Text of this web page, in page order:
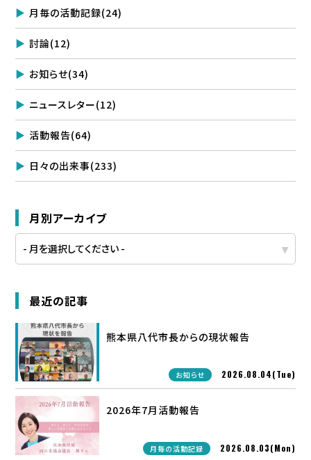
月毎の活動記録(24)
討論(12)
お知らせ(34)
ニュースレター(12)
活動報告(64)
日々の出来事(233)
月別アーカイブ
最近の記事
熊本県八代市長からの現状報告
お知らせ 2026.08.04(Tue)
2026年7月活動報告
月毎の活動記録 2026.08.03(Mon)